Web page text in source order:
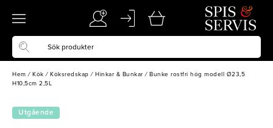
Hem / Kök / Köksredskap / Hinkar & Bunkar / Bunke rostfri hög modell Ø23,5
H10,5cm 2,5L
Utgående